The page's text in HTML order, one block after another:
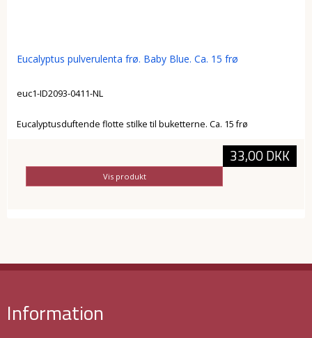
Eucalyptus pulverulenta frø. Baby Blue. Ca. 15 frø
euc1-ID2093-0411-NL
Eucalyptusduftende flotte stilke til buketterne. Ca. 15 frø
33,00 DKK
Vis produkt
Information